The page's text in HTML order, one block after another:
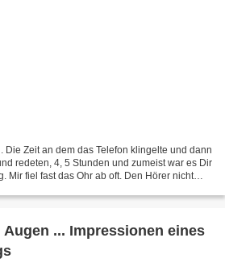
Die Zeit an dem das Telefon klingelte und dann
redeten, 4, 5 Stunden und zumeist war es Dir
Mir fiel fast das Ohr ab oft. Den Hörer nicht
... Impressionen eines